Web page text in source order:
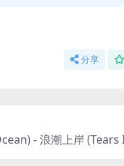
分享
- 浪潮上岸 (Tears